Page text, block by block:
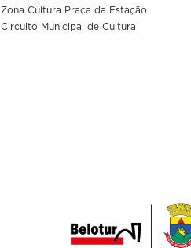
Zona Cultura Praça da Estação
Circuito Municipal de Cultura